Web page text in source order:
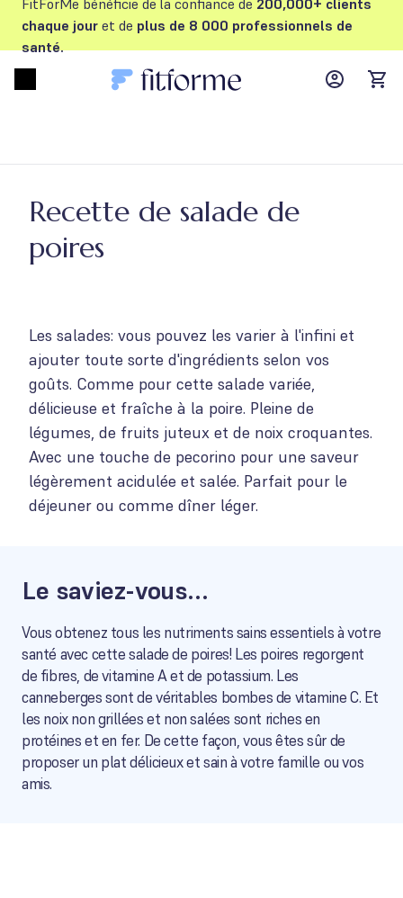
FitForMe bénéficie de la confiance de 200,000+ clients
chaque jour et de plus de 8 000 professionnels de
santé.
MyFFM
Recette de salade de
poires
Les salades: vous pouvez les varier à l'infini et
ajouter toute sorte d'ingrédients selon vos
goûts. Comme pour cette salade variée,
délicieuse et fraîche à la poire. Pleine de
légumes, de fruits juteux et de noix croquantes.
Avec une touche de pecorino pour une saveur
légèrement acidulée et salée. Parfait pour le
déjeuner ou comme dîner léger.
Le saviez-vous...
Vous obtenez tous les nutriments sains essentiels à votre
santé avec cette salade de poires! Les poires regorgent
de fibres, de vitamine A et de potassium. Les
canneberges sont de véritables bombes de vitamine C. Et
les noix non grillées et non salées sont riches en
protéines et en fer. De cette façon, vous êtes sûr de
proposer un plat délicieux et sain à votre famille ou vos
amis.